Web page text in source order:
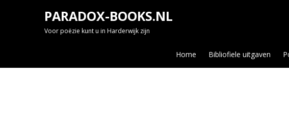
PARADOX-BOOKS.NL
Voor poëzie kunt u in Harderwijk zijn
Home Bibliofiele uitgaven